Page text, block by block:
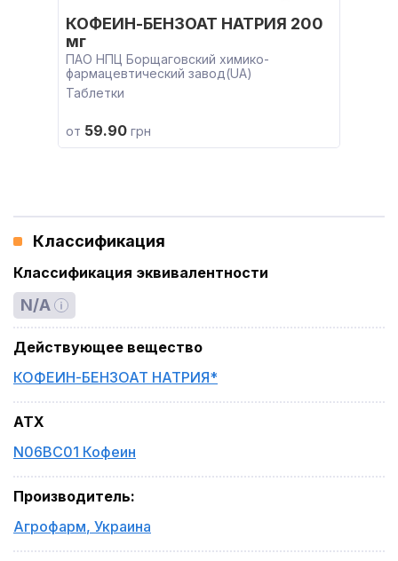
КОФЕИН-БЕНЗОАТ НАТРИЯ 200
мг
ПАО НПЦ Борщаговский химико-
фармацевтический завод(UA)
Таблетки
от 59.90 грн
Классификация
Классификация эквивалентности
N/A
Действующее вещество
КОФЕИН-БЕНЗОАТ НАТРИЯ*
ATX
N06BC01 Кофеин
Производитель:
Агрофарм, Украина